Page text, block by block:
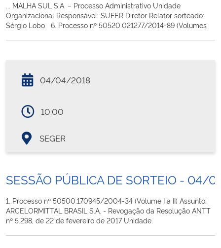
... MALHA SUL S.A. – Processo Administrativo Unidade
Organizacional Responsável: SUFER Diretor Relator sorteado:
Sérgio Lobo 6. Processo nº 50520.021277/2014-89 (Volumes
04/04/2018
10:00
SEGER
SESSÃO PÚBLICA DE SORTEIO - 04/
1. Processo nº 50500.170945/2004-34 (Volume I a II) Assunto:
ARCELORMITTAL BRASIL S.A. - Revogação da Resolução ANTT
nº 5.298, de 22 de fevereiro de 2017 Unidade